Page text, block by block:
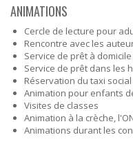
ANIMATIONS
Cercle de lecture pour
Rencontre avec les
Service de prêt à
Service de prêt dans les
Réservation du taxi
Animation pour enfants
Visites de classes
Animation à la crèche,
Animations durant les